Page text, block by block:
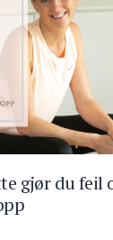
gjør du feil